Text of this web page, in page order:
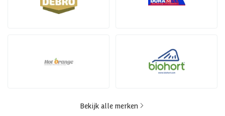
Bekijk alle merken